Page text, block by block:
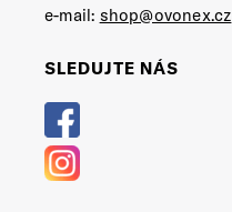
e-mail: shop@ovonex.cz
SLEDUJTE NÁS